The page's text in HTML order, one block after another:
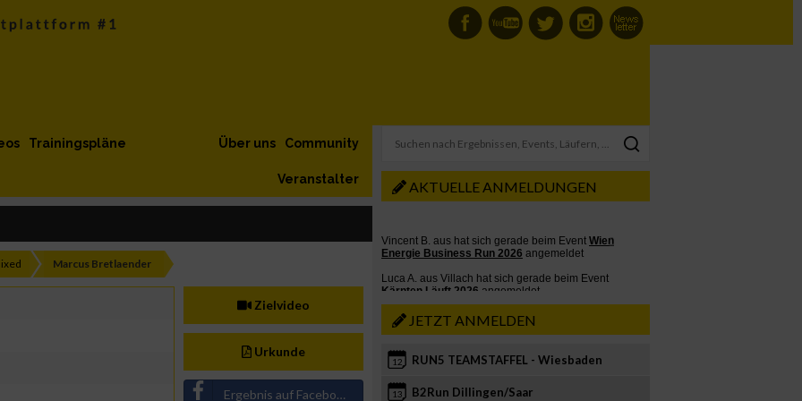
Trainingspläne Community
Über uns
Veranstalter
Marcus Bretlaender
Zielvideo
Urkunde
Ergebnis auf Facebook teilen
AKTUELLE ANMELDUNGEN
JETZT ANMELDEN
12 RUN5 TEAMSTAFFEL - Wiesbaden
13 B2Run Dillingen/Saar